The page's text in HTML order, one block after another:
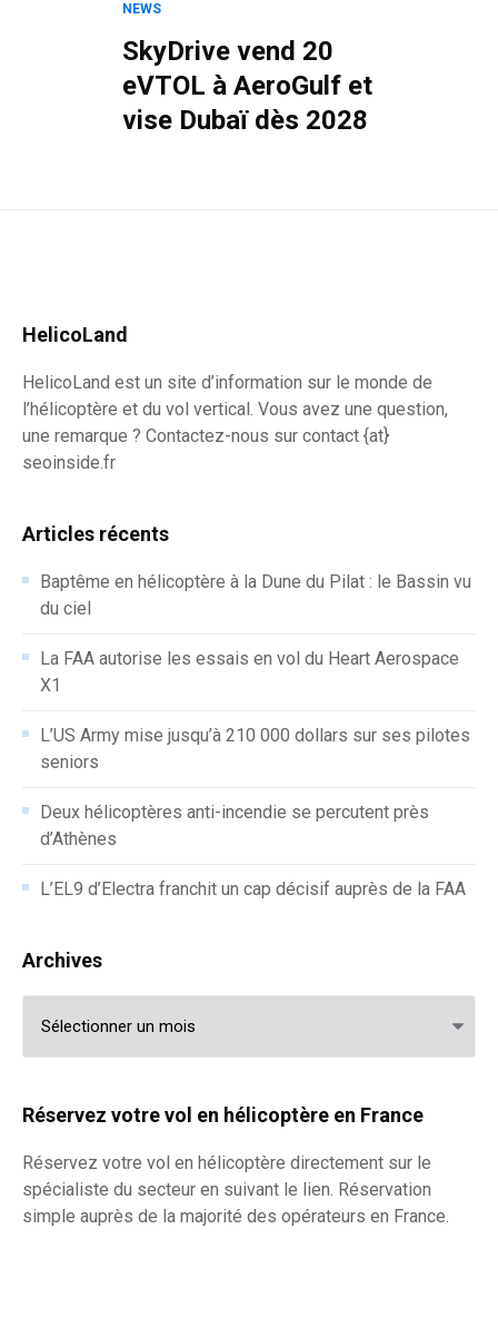
NEWS
SkyDrive vend 20
eVTOL à AeroGulf et
vise Dubaï dès 2028
HelicoLand
HelicoLand est un site d’information sur le monde de
l’hélicoptère et du vol vertical. Vous avez une question,
une remarque ? Contactez-nous sur contact {at}
seoinside.fr
Articles récents
Baptême en hélicoptère à la Dune du Pilat : le Bassin vu
du ciel
La FAA autorise les essais en vol du Heart Aerospace
X1
L’US Army mise jusqu’à 210 000 dollars sur ses pilotes
seniors
Deux hélicoptères anti-incendie se percutent près
d’Athènes
L’EL9 d’Electra franchit un cap décisif auprès de la FAA
Archives
Réservez votre vol en hélicoptère en France
Réservez votre vol en hélicoptère directement sur le
spécialiste du secteur en suivant le lien. Réservation
simple auprès de la majorité des opérateurs en France.